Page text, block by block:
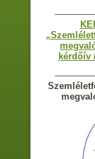
kérdőív